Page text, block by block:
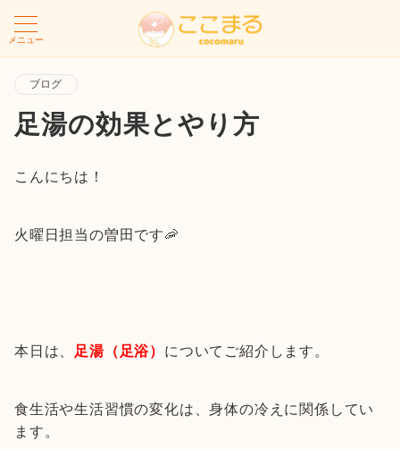
メニュー
ブログ
足湯の効果とやり方
こんにちは！
火曜日担当の曽田です🦐
本日は、 足湯（足浴） についてご紹介します。
食生活や生活習慣の変化は、身体の冷えに関係してい
ます。